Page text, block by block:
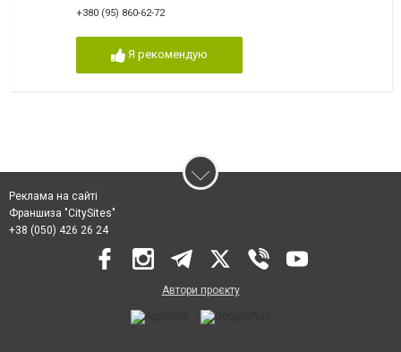
+380 (95) 860-62-72
Я рекомендую
Реклама на сайті
Франшиза "CitySites"
+38 (050) 426 26 24
Автори проєкту